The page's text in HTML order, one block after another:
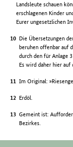
Landsleute schauen
erschlagenen Kinder
Eurer ungesetzlichen
Die Übersetzungen
beruhen offenbar auf
durch den für Anlage
Es wird daher hier
Im Original:
Erdöl.
Gemeint ist:
Bezirkes.